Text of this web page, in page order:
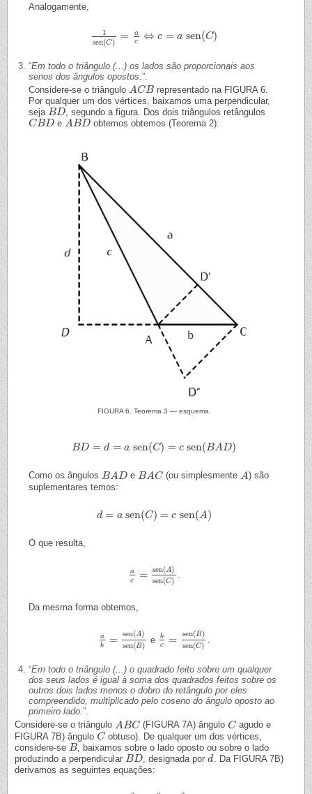
Analogamente,
1
sen(C) =
a
c
⇔ c = a sen(C)
1sen(C )=a c⇔c= asen (C )
“Em todo o triângulo (...) os lados são proporcionais aos
senos dos ângulos opostos.”.
Considere-se o triângulo ACB
ACB
representado na FIGURA 6.
Por qualquer um dos vértices, baixamos uma perpendicular,
seja BD
BD , segundo a figura. Dos dois triângulos retângulos
CBD
CBD e ABD
ABD obtemos obtemos (Teorema 2):
FIGURA 6. Teorema 3 — esquema.
BD = d = a sen(C) = c sen(BAD)
BD= d=asen( C) =csen(B AD )
Como os ângulos BA D
BAD e BAC
BAC (ou simplesmente A
A ) são
suplementares temos:
d = a sen(C) = c sen( A)
d=asen(C)=csen(A)
O que resulta,
a
c
= sen( A )
sen(C)
ac =sen(A)sen.
Da mesma forma obtemos,
a
b
= sen(A)
sen(B)
ab =sen(A)sen( B)
e
b
c
= sen(B)
sen(C)
bc =sen(B)sen
“Em todo o triângulo (...) o quadrado feito sobre um qualquer
dos seus lados é igual à soma dos quadrados feitos sobre os
outros dois lados menos o dobro do retângulo por eles
compreendido, multiplicado pelo coseno do ângulo oposto ao
primeiro lado.”.
Considere-se o triângulo A BC
ABC (FIGURA 7A) ânguloC
C agudo e
FIGURA 7B) ângulo C
C obtuso). De qualquer um dos vértices,
considere-se B
B
, baixamos sobre o lado oposto ou sobre o lado
produzindo a perpendicular BD
BD , designada pord
d . Da FIGURA 7B)
derivamos as seguintes equações: